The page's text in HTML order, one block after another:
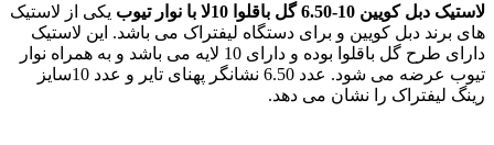
لاستیک دبل کویین 10-6.50 گل باقلوا 10لا با نوار تیوب
یکی از لاستیک
های برند دبل کویین و برای دستگاه لیفتراک می باشد. این لاستیک
دارای طرح گل باقلوا بوده و دارای 10 لایه می باشد و به همراه نوار
تیوب عرضه می شود. عدد 6.50 نشانگر پهنای تایر و عدد 10سایز
رینگ لیفتراک را نشان می دهد.